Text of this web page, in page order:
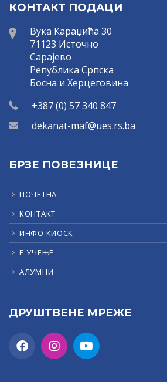
КОНТАКТ ПОДАЦИ
Вука Караџића 30
71123 Источно
Сарајево
Република Српска
Босна и Херцеговина
+387 (0) 57 340 847
dekanat-maf@ues.rs.ba
БРЗЕ ПОВЕЗНИЦЕ
ПОЧЕТНА
КОНТАКТ
ИНФО КИОСК
Е-УЧЕЊЕ
АЛУМНИ
ДРУШТВЕНЕ МРЕЖЕ